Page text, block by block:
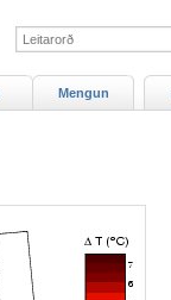
Mengun